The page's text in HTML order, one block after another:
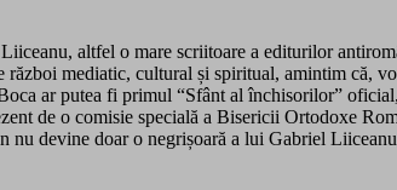
altfel o mare scriitoare a editurilor
mediatic, cultural și spiritual, amintim că,
ar putea fi primul “Sfânt al închisorilor”
de o comisie specială a Bisericii Ortodoxe
devine doar o negrișoară a lui Gabriel